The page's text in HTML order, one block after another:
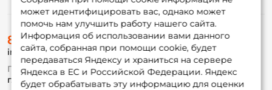
может идентифицировать вас, однако может
помочь нам улучшить работу нашего сайта.
Информация об использовании вами данного
сайта, собранная при помощи cookie, будет
передаваться Яндексу и храниться на сервере
Яндекса в ЕС и Российской Федерации. Яндекс
будет обрабатывать эту информацию для оценки
О магазине
Доставка
Оплата
Fox-bonus
Гуру
8 (495) 532-77-88
info@foxfishing.ru
По вопросам с заказом
г. Москва, ул. Плеханова д.7